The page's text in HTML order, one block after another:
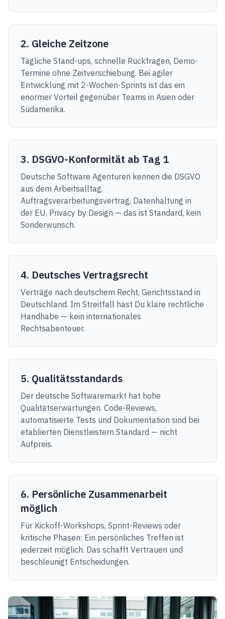
2. Gleiche Zeitzone
Tägliche Stand-ups, schnelle Rückfragen, Demo-
Termine ohne Zeitverschiebung. Bei agiler
Entwicklung mit 2-Wochen-Sprints ist das ein
enormer Vorteil gegenüber Teams in Asien oder
Südamerika.
3. DSGVO-Konformität ab Tag 1
Deutsche Software Agenturen kennen die DSGVO
aus dem Arbeitsalltag.
Auftragsverarbeitungsvertrag, Datenhaltung in
der EU, Privacy by Design — das ist Standard, kein
Sonderwunsch.
4. Deutsches Vertragsrecht
Verträge nach deutschem Recht, Gerichtsstand in
Deutschland. Im Streitfall hast Du klare rechtliche
Handhabe — kein internationales
Rechtsabenteuer.
5. Qualitätsstandards
Der deutsche Softwaremarkt hat hohe
Qualitätserwartungen. Code-Reviews,
automatisierte Tests und Dokumentation sind bei
etablierten Dienstleistern Standard — nicht
Aufpreis.
6. Persönliche Zusammenarbeit
möglich
Für Kickoff-Workshops, Sprint-Reviews oder
kritische Phasen: Ein persönliches Treffen ist
jederzeit möglich. Das schafft Vertrauen und
beschleunigt Entscheidungen.